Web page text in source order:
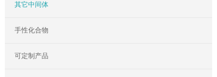
其它中间体
手性化合物
可定制产品